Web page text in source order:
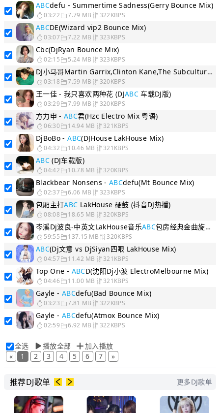
ABCdefu - Summertime Sadness(Gerry Bounce Mix)
03:22 7.79 MB 322KBPS
ABCDE(Wizard vip2 Bounce Mix)
03:07 7.22 MB 323KBPS
Cbc(DjRyan Bounce Mix)
02:15 5.24 MB 323KBPS
DJ小马哥Martin Garrix,Clinton Kane,The Subculture - Drown (feat...
03:18 7.59 MB 320KBPS
王一佳 - 我只喜欢两种花 (DJABC 车载DJ版)
03:29 7.99 MB 320KBPS
方力申 -ABC君(Hzc Electro Mix 粤语)
06:30 14.94 MB 321KBPS
DjBoBo -ABC(DJHouse LakHouse Mix)
04:32 10.46 MB 321KBPS
ABC (DJ车载版)
04:42 10.78 MB 320KBPS
Blackbear Nonsens - ABCdefu(Mt Bounce Mix)
02:37 6.06 MB 323KBPS
包厢主打ABC LakHouse 硬鼓 (抖音DJ热播)
08:08 18.65 MB 320KBPS
岑溪Dj波良-中英文LakHouse音乐ABC包房经典金曲旋律串烧
59:55 137.15 MB 320KBPS
ABC(Dj文意 vs DjSiyan四眼 LakHouse Mix)
04:57 11.42 MB 321KBPS
Top One - ABCD(沈阳Dj小波 ElectroMelbourne Mix)
04:46 11.00 MB 321KBPS
Gayle - ABCdefu(Bad Bounce Mix)
03:23 7.81 MB 322KBPS
Gayle - ABCdefu(Atmox Bounce Mix)
02:59 6.92 MB 322KBPS
全选 播放全部
加入播放
«
1 2 3 4 5 6 7 »
推荐DJ歌单 更多DJ歌单